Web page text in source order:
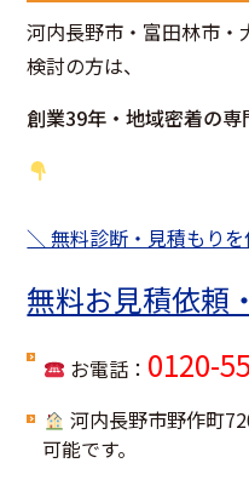
河内長野市・富田林市
検討の方は、
創業39年・地域密着の専
＼ 無料診断・見積もり
無料お見積依頼
お電話： 0120-
河内長野市野作町
可能です。